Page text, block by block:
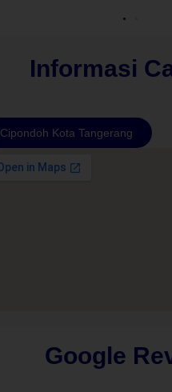
Informasi
Cipondoh Kota Tangerang
Google